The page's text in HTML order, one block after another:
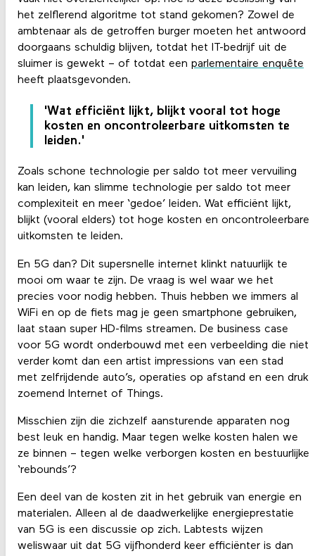
het zelflerend algoritme tot stand gekomen? Zowel de
ambtenaar als de getroffen burger moeten het antwoord
doorgaans schuldig blijven, totdat het IT-bedrijf uit de
sluimer is gewekt – of totdat een parlementaire enquête
heeft plaatsgevonden.
'Wat efficiënt lijkt, blijkt vooral tot hoge
kosten en oncontroleerbare uitkomsten te
leiden.'
Zoals schone technologie per saldo tot meer vervuiling
kan leiden, kan slimme technologie per saldo tot meer
complexiteit en meer ‘gedoe’ leiden. Wat efficiënt lijkt,
blijkt (vooral elders) tot hoge kosten en oncontroleerbare
uitkomsten te leiden.
En 5G dan? Dit supersnelle internet klinkt natuurlijk te
mooi om waar te zijn. De vraag is wel waar we het
precies voor nodig hebben. Thuis hebben we immers al
WiFi en op de fiets mag je geen smartphone gebruiken,
laat staan super HD-films streamen. De business case
voor 5G wordt onderbouwd met een verbeelding die niet
verder komt dan een artist impressions van een stad
met zelfrijdende auto’s, operaties op afstand en een druk
zoemend Internet of Things.
Misschien zijn die zichzelf aansturende apparaten nog
best leuk en handig. Maar tegen welke kosten halen we
ze binnen – tegen welke verborgen kosten en bestuurlijke
‘rebounds’?
Een deel van de kosten zit in het gebruik van energie en
materialen. Alleen al de daadwerkelijke energieprestatie
van 5G is een discussie op zich. Labtests wijzen
weliswaar uit dat 5G vijfhonderd keer efficiënter is dan